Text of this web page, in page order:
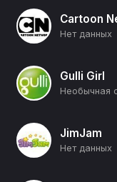
Cartoon
Нет данных
Gulli Girl
Необычная
JimJam
Нет данных